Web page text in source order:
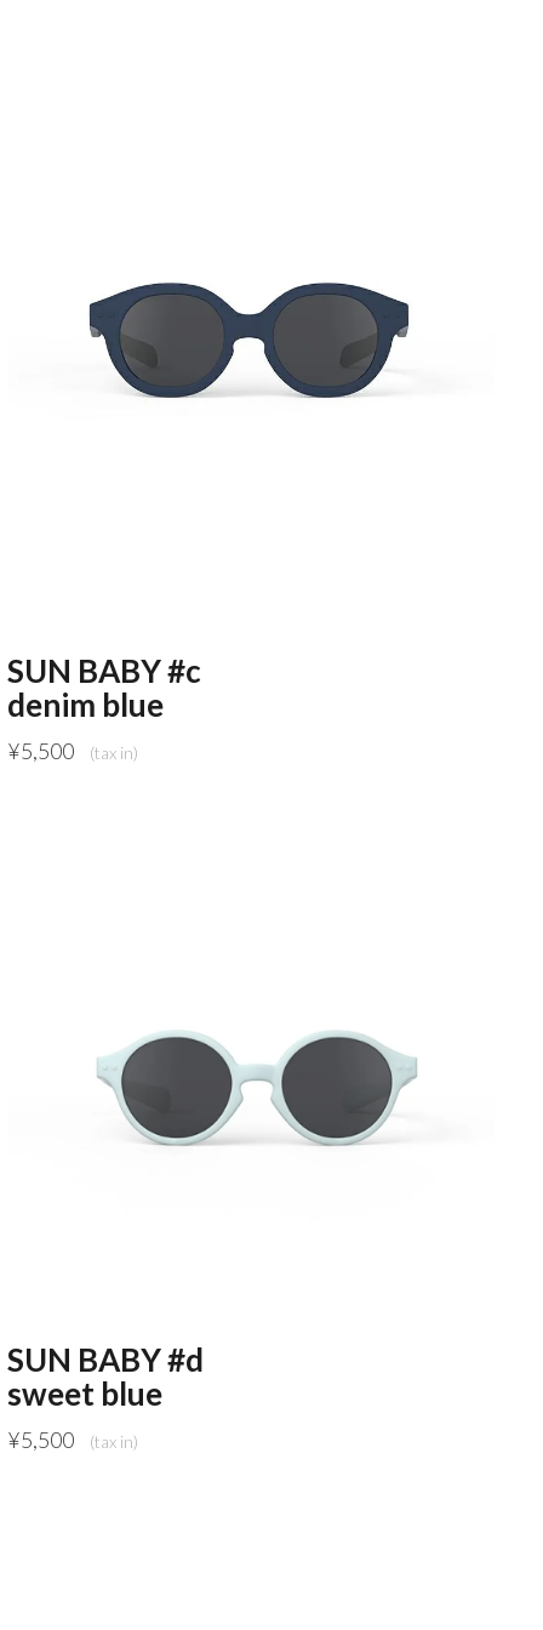
SUN BABY #c
denim blue
¥5,500
SUN BABY #d
sweet blue
¥5,500